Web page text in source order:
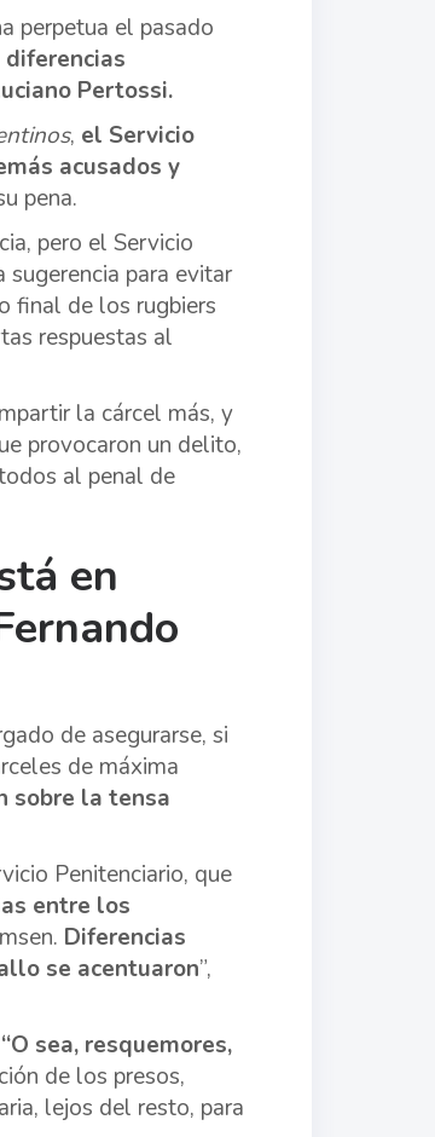
perpetua el pasado
Pertossi.
, el Servicio
acusados y
pena.
pero el Servicio
sugerencia para evitar
final de los rugbiers
respuestas al
la cárcel más, y
provocaron un delito,
al penal de
en
de asegurarse, si
de máxima
sobre la tensa
Penitenciario, que
entre los
Diferencias
se acentuaron”,
“O sea, resquemores,
de los presos,
lejos del resto, para